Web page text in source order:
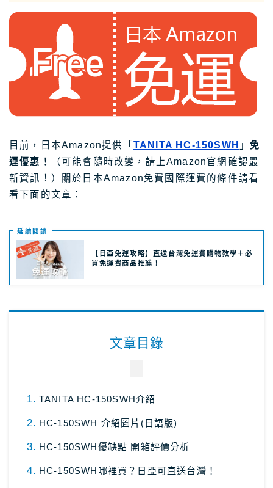
21個免費素材網站
8大日本插圖素材網站
關於Masablog
與Masa聯絡
目前，日本Amazon提供「 TANITA HC-150SWH 」免
運優惠！
（可能會隨時改變，請上Amazon官網確認最
新資訊！）關於日本Amazon免費國際運費的條件請看
看下面的文章：
延續閲讀
【日亞免運攻略】直送台灣免運費購物教學＋必
買免運費商品推薦！
文章目錄
TANITA HC-150SWH介紹
HC-150SWH 介紹圖片(日語版)
HC-150SWH優缺點 開箱評價分析
HC-150SWH哪裡買？日亞可直送台灣！